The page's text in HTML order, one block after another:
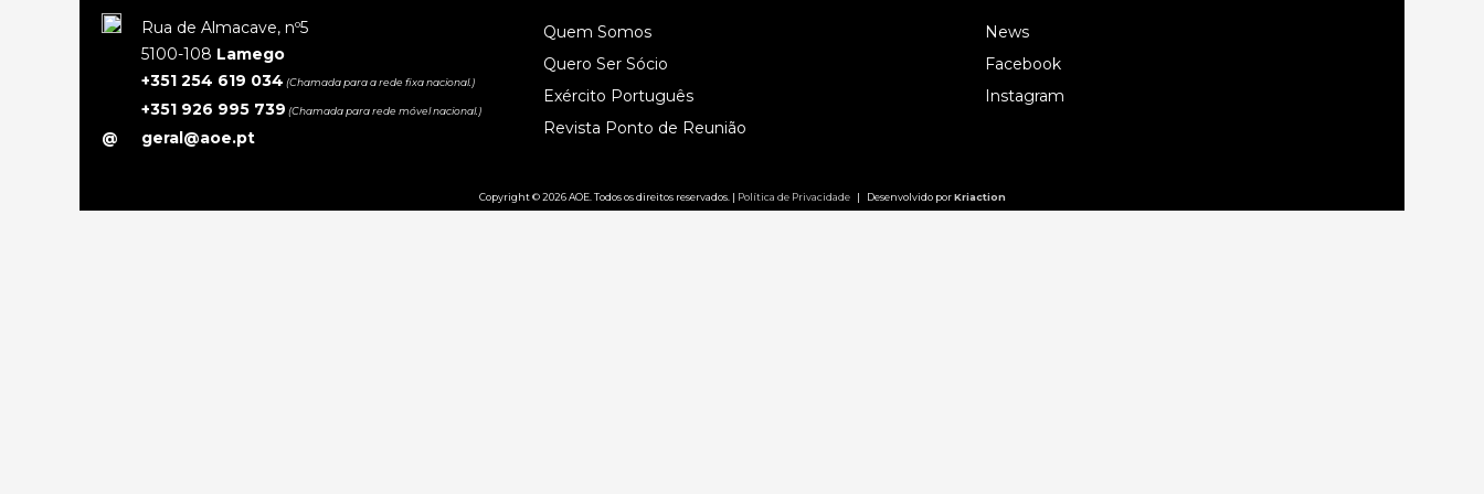
Rua de Almacave, nº5
5100-108 Lamego
+351 254 619 034 (Chamada para a rede fixa nacional.)
+351 926 995 739 (Chamada para rede móvel nacional.)
@ geral@aoe.pt
Quem Somos
Quero Ser Sócio
Exército Português
Revista Ponto de Reunião
News
Facebook
Instagram
Copyright © 2026 AOE. Todos os direitos reservados. | Política de Privacidade| Desenvolvido porKriaction